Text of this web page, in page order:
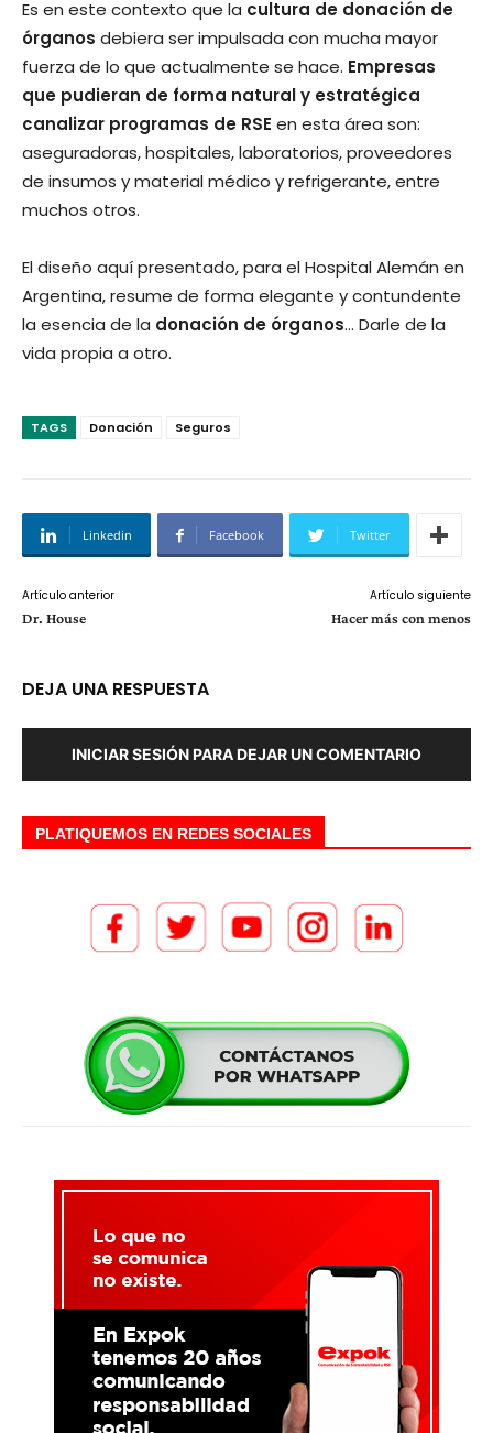
Es en este contexto que la cultura de donación de
órganos debiera ser impulsada con mucha mayor
fuerza de lo que actualmente se hace. Empresas
que pudieran de forma natural y estratégica
canalizar programas de RSE en esta área son:
aseguradoras, hospitales, laboratorios, proveedores
de insumos y material médico y refrigerante, entre
muchos otros.
El diseño aquí presentado, para el Hospital Alemán en
Argentina, resume de forma elegante y contundente
la esencia de la donación de órganos… Darle de la
vida propia a otro.
TAGS Donación Seguros
Linkedin Facebook Twitter
Artículo anterior
Dr. House
Artículo siguiente
Hacer más con menos
DEJA UNA RESPUESTA
INICIAR SESIÓN PARA DEJAR UN COMENTARIO
PLATIQUEMOS EN REDES SOCIALES